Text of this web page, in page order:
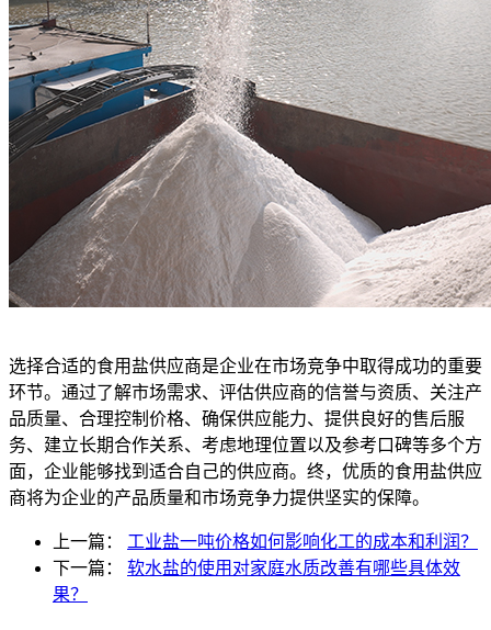
选择合适的食用盐供应商是企业在市场竞争中取得成功的重要
环节。通过了解市场需求、评估供应商的信誉与资质、关注产
品质量、合理控制价格、确保供应能力、提供良好的售后服
务、建立长期合作关系、考虑地理位置以及参考口碑等多个方
面，企业能够找到适合自己的供应商。终，优质的食用盐供应
商将为企业的产品质量和市场竞争力提供坚实的保障。
上一篇： 工业盐一吨价格如何影响化工的成本和利润？
下一篇： 软水盐的使用对家庭水质改善有哪些具体效
果？